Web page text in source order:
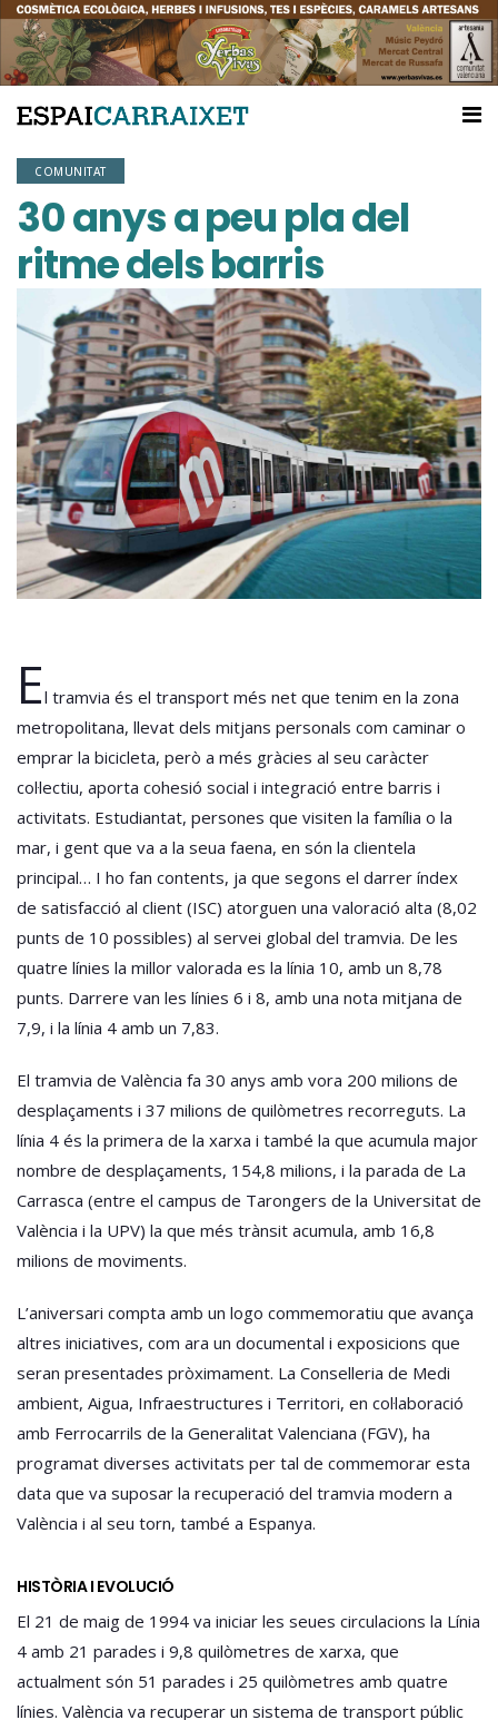
COMUNITAT
30 anys a peu pla del
ritme dels barris
El tramvia és el transport més net que tenim en la zona
metropolitana, llevat dels mitjans personals com caminar o
emprar la bicicleta, però a més gràcies al seu caràcter
col·lectiu, aporta cohesió social i integració entre barris i
activitats. Estudiantat, persones que visiten la família o la
mar, i gent que va a la seua faena, en són la clientela
principal… I ho fan contents, ja que segons el darrer índex
de satisfacció al client (ISC) atorguen una valoració alta (8,02
punts de 10 possibles) al servei global del tramvia. De les
quatre línies la millor valorada es la línia 10, amb un 8,78
punts. Darrere van les línies 6 i 8, amb una nota mitjana de
7,9, i la línia 4 amb un 7,83.
El tramvia de València fa 30 anys amb vora 200 milions de
desplaçaments i 37 milions de quilòmetres recorreguts. La
línia 4 és la primera de la xarxa i també la que acumula major
nombre de desplaçaments, 154,8 milions, i la parada de La
Carrasca (entre el campus de Tarongers de la Universitat de
València i la UPV) la que més trànsit acumula, amb 16,8
milions de moviments.
L’aniversari compta amb un logo commemoratiu que avança
altres iniciatives, com ara un documental i exposicions que
seran presentades pròximament. La Conselleria de Medi
ambient, Aigua, Infraestructures i Territori, en col·laboració
amb Ferrocarrils de la Generalitat Valenciana (FGV), ha
programat diverses activitats per tal de commemorar esta
data que va suposar la recuperació del tramvia modern a
València i al seu torn, també a Espanya.
HISTÒRIA I EVOLUCIÓ
El 21 de maig de 1994 va iniciar les seues circulacions la Línia
4 amb 21 parades i 9,8 quilòmetres de xarxa, que
actualment són 51 parades i 25 quilòmetres amb quatre
línies. València va recuperar un sistema de transport públic